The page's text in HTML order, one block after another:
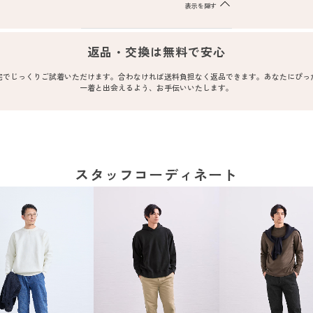
表示を隠す
返品・交換は無料で安心
でじっくりご試着いただけます。合わなければ送料負担なく返品できます。あなたにぴっ
一着と出会えるよう、お手伝いいたします。
スタッフコーディネート